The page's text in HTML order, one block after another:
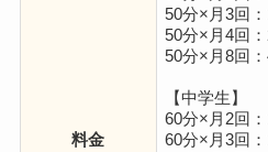
料金
50分×月3回
50分×月4回
50分×月8回
【中学生】
60分×月2回
60分×月3回